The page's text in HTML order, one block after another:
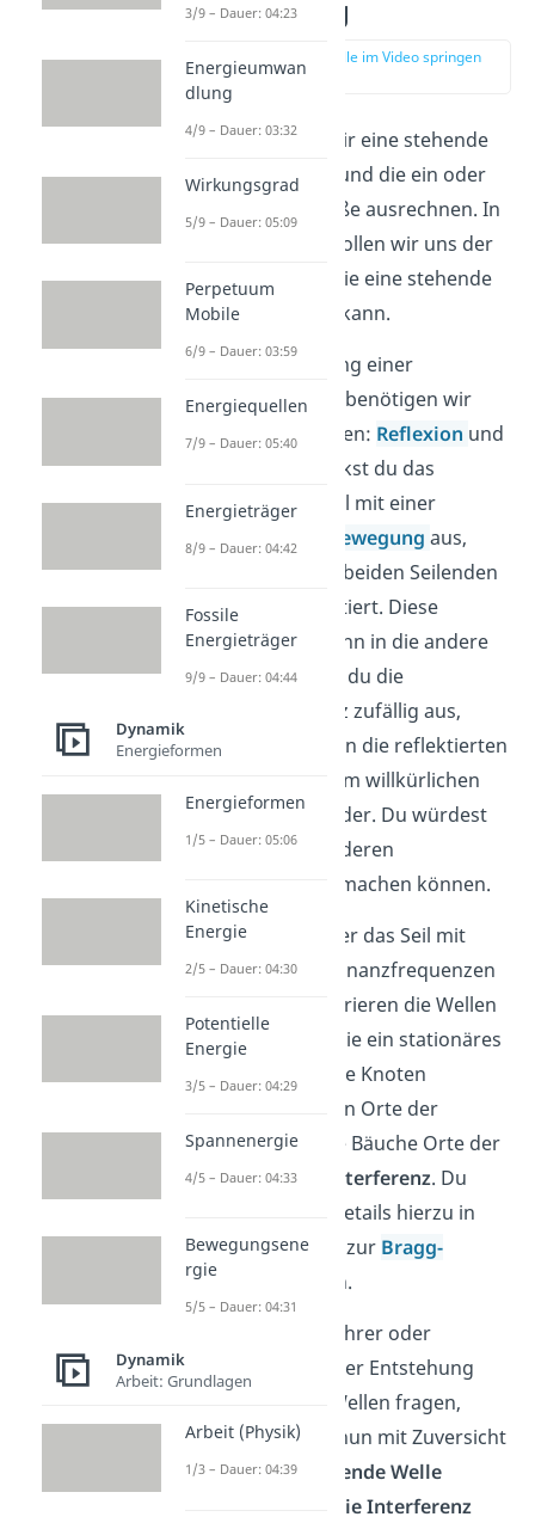
Entstehung
zur Stelle im Video springen
(03:32)
Nun kannst du Dir eine stehende
Welle vorstellen und die ein oder
andere Kenngröße ausrechnen. In
diesem Absatz wollen wir uns der
Frage widmen, wie eine stehende
Welle entstehen kann.
Für die Entstehung einer
stehenden Welle benötigen wir
zwei Komponenten: Reflexion und
. Lenkst du das
eingespannte Seil mit einer
harmonischen Bewegung aus,
dann werden an beiden Seilenden
die Wellen reflektiert. Diese
bewegen sich dann in die andere
Richtung. Wählst du die
Schwingfrequenz zufällig aus,
dann interferieren die reflektierten
Wellen nach einem willkürlichen
Muster miteinander. Du würdest
hier keine besonderen
Beobachtungen machen können.
Schwingst du aber das Seil mit
einer seiner Resonanzfrequenzen
aus, dann interferieren die Wellen
gerade so, dass sie ein stationäres
Muster bilden. Die Knoten
entsprechen dann Orte der
destruktiven
, die Bäuche Orte der
konstruktiven Interferenz. Du
kannst weitere Details hierzu in
unserem Beitrag zur Bragg-
Gleichung
finden.
Sollte dich der Lehrer oder
Professor nach der Entstehung
von stehenden Wellen fragen,
dann kannst du nun mit Zuversicht
sagen:Eine stehende Welle
entsteht durch die Interferenz
3/9 – Dauer: 04:23
Energieumwan
dlung
4/9 – Dauer: 03:32
Wirkungsgrad
5/9 – Dauer: 05:09
Perpetuum
Mobile
6/9 – Dauer: 03:59
Energiequellen
7/9 – Dauer: 05:40
Energieträger
8/9 – Dauer: 04:42
Fossile
Energieträger
9/9 – Dauer: 04:44
Dynamik
Energieformen
Energieformen
1/5 – Dauer: 05:06
Kinetische
Energie
2/5 – Dauer: 04:30
Potentielle
Energie
3/5 – Dauer: 04:29
Spannenergie
4/5 – Dauer: 04:33
Bewegungsene
rgie
5/5 – Dauer: 04:31
Dynamik
Arbeit: Grundlagen
Arbeit (Physik)
1/3 – Dauer: 04:39